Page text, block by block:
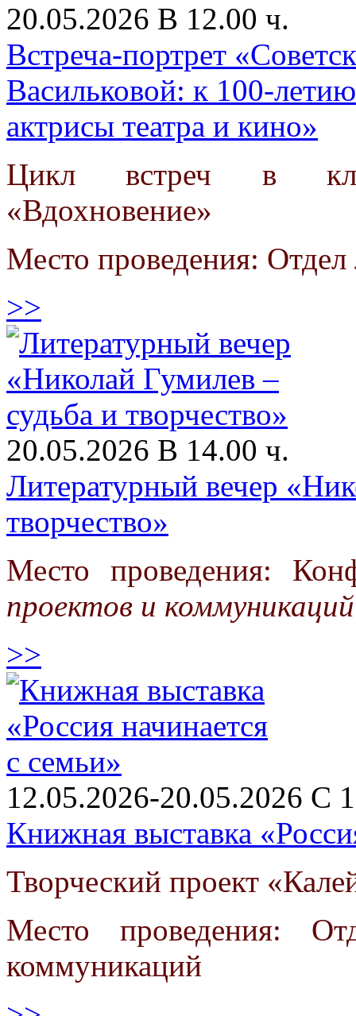
20.05.2026 В 12.00 ч.
Встреча-портрет
Васильковой: к 100-
актрисы театра и кино»
Цикл встреч в
«Вдохновение»
Место проведения: Отдел
>>
20.05.2026 В 14.00 ч.
Литературный вечер
творчество»
Место проведения:
проектов и коммуникаций
>>
12.05.2026-20.05.2026 С
Книжная выставка
Творческий проект
Место проведения:
коммуникаций